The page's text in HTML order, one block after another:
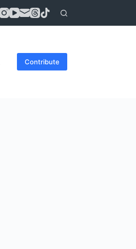
Contribute